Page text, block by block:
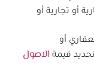
أو تجارية أو
أو
قيمة الاصول